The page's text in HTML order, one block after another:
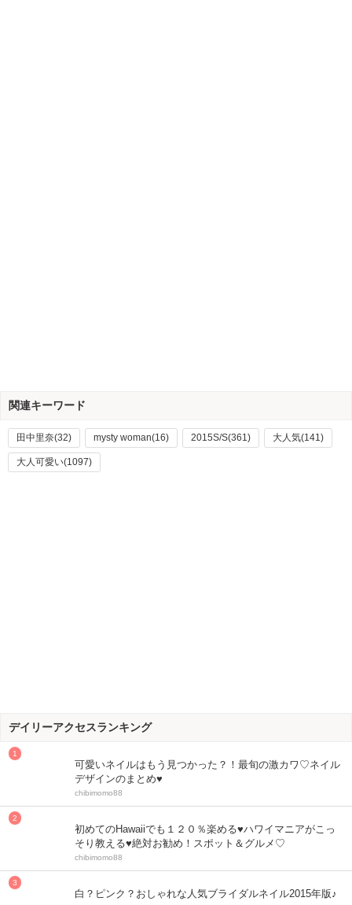
関連キーワード
田中里奈(32) mysty woman(16) 2015S/S(361) 大人気(141)
大人可愛い(1097)
デイリーアクセスランキング
可愛いネイルはもう見つかった？！最旬の激カワ♡ネイル
デザインのまとめ♥
chibimomo88
初めてのHawaiiでも１２０％楽める♥ハワイマニアがこっ
そり教える♥絶対お勧め！スポット＆グルメ♡
chibimomo88
白？ピンク？おしゃれな人気ブライダルネイル2015年版♪